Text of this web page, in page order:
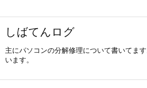
しばてんログ
主にパソコンの分解修理について書いてま
います。